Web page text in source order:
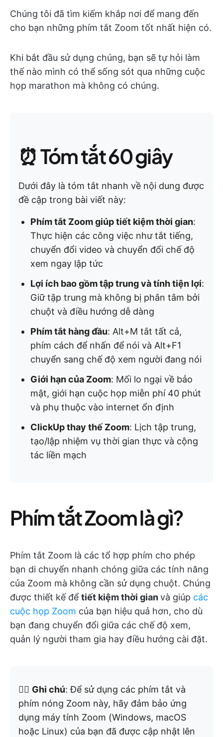
Chúng tôi đã tìm kiếm khắp nơi để mang đến
cho bạn những phím tắt Zoom tốt nhất hiện có.
Khi bắt đầu sử dụng chúng, bạn sẽ tự hỏi làm
thế nào mình có thể sống sót qua những cuộc
họp marathon mà không có chúng.
⏰ Tóm tắt 60 giây
Dưới đây là tóm tắt nhanh về nội dung được
đề cập trong bài viết này:
Phím tắt Zoom giúp tiết kiệm thời gian:
Thực hiện các công việc như tắt tiếng,
chuyển đổi video và chuyển đổi chế độ
xem ngay lập tức
Lợi ích bao gồm tập trung và tính tiện lợi:
Giữ tập trung mà không bị phân tâm bởi
chuột và điều hướng dễ dàng
Phím tắt hàng đầu: Alt+M tắt tất cả,
phím cách để nhấn để nói và Alt+F1
chuyển sang chế độ xem người đang nói
Giới hạn của Zoom: Mối lo ngại về bảo
mật, giới hạn cuộc họp miễn phí 40 phút
và phụ thuộc vào internet ổn định
ClickUp thay thế Zoom: Lịch tập trung,
tạo/lập nhiệm vụ thời gian thực và cộng
tác liền mạch
Phím tắt Zoom là gì?
Phím tắt Zoom là các tổ hợp phím cho phép
bạn di chuyển nhanh chóng giữa các tính năng
của Zoom mà không cần sử dụng chuột. Chúng
được thiết kế để tiết kiệm thời gianvà giúp các
cuộc họp Zoom của bạn hiệu quả hơn, cho dù
bạn đang chuyển đổi giữa các chế độ xem,
quản lý người tham gia hay điều hướng cài đặt.
✍🏻 Ghi chú: Để sử dụng các phím tắt và
phím nóng Zoom này, hãy đảm bảo ứng
dụng máy tính Zoom (Windows, macOS
hoặc Linux) của bạn đã được cập nhật lên